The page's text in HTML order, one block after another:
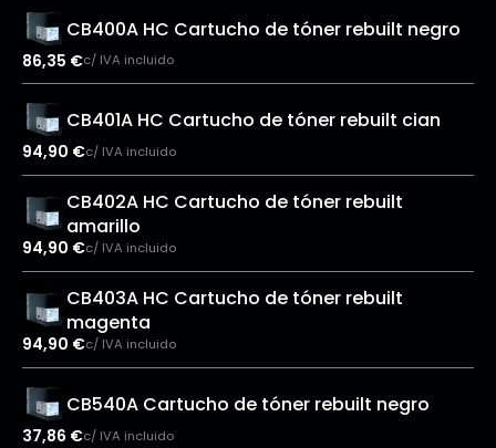
CB400A HC Cartucho de tóner rebuilt negro
86,35 €c/ IVA incluido
CB401A HC Cartucho de tóner rebuilt cian
94,90 €c/ IVA incluido
CB402A HC Cartucho de tóner rebuilt
amarillo
94,90 €c/ IVA incluido
CB403A HC Cartucho de tóner rebuilt
magenta
94,90 €c/ IVA incluido
CB540A Cartucho de tóner rebuilt negro
37,86 €c/ IVA incluido